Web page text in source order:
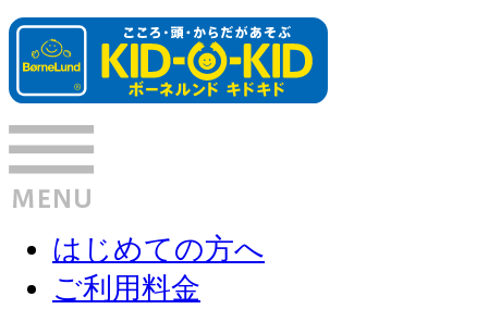
はじめての方へ
ご利用料金